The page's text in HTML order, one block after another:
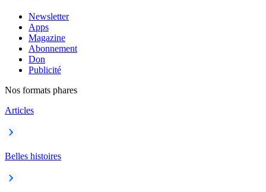
Newsletter
Apps
Magazine
Abonnement
Don
Publicité
Nos formats phares
Articles
Belles histoires